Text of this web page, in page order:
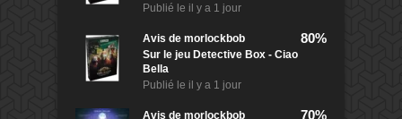
Publié le il y a 1 jour
Avis de morlockbob
Sur le jeu Detective Box - Ciao
Bella
Publié le il y a 1 jour
80%
Avis de morlockbob 70%